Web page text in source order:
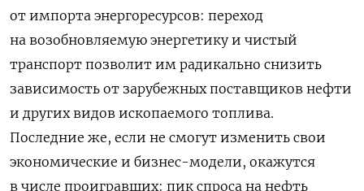
от импорта энергоресурсов: переход
на возобновляемую энергетику и чистый
транспорт позволит им радикально снизить
зависимость от зарубежных поставщиков нефти
и других видов ископаемого топлива.
Последние же, если не смогут изменить свои
экономические и бизнес-модели, окажутся
в числе проигравших: пик спроса на нефть